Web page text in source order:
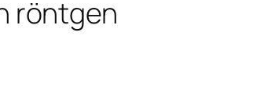
röntgen